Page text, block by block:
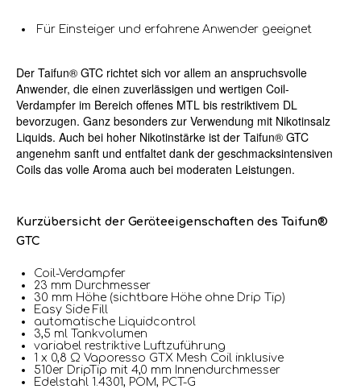
Für Einsteiger und erfahrene Anwender geeignet
Der Taifun® GTC richtet sich vor allem an anspruchsvolle
Anwender, die einen zuverlässigen und wertigen Coil-
Verdampfer im Bereich offenes MTL bis restriktivem DL
bevorzugen. Ganz besonders zur Verwendung mit Nikotinsalz
Liquids. Auch bei hoher Nikotinstärke ist der Taifun® GTC
angenehm sanft und entfaltet dank der geschmacksintensiven
Coils das volle Aroma auch bei moderaten Leistungen.
Kurzübersicht der Geräteeigenschaften des Taifun®
GTC
Coil-Verdampfer
23 mm Durchmesser
30 mm Höhe (sichtbare Höhe ohne Drip Tip)
Easy Side Fill
automatische Liquidcontrol
3,5 ml Tankvolumen
variabel restriktive Luftzuführung
1 x 0,8 Ω Vaporesso GTX Mesh Coil inklusive
510er DripTip mit 4,0 mm Innendurchmesser
Edelstahl 1.4301, POM, PCT-G